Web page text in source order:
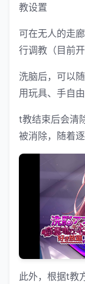
教设置
可在无人的走
行调教（目前开
洗脑后，可以
用玩具、手自
t教结束后会清
被消除，随着
此外，根据t教